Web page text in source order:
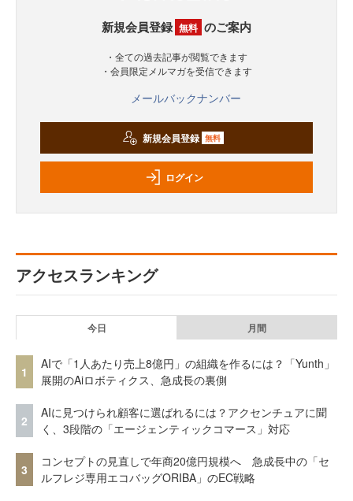
新規会員登録 無料 のご案内
・全ての過去記事が閲覧できます
・会員限定メルマガを受信できます
メールバックナンバー
新規会員登録 無料
ログイン
アクセスランキング
今日 月間
1
AIで「1人あたり売上8億円」の組織を作るには？「Yunth」
展開のAiロボティクス、急成長の裏側
2
AIに見つけられ顧客に選ばれるには？アクセンチュアに聞
く、3段階の「エージェンティックコマース」対応
3
コンセプトの見直しで年商20億円規模へ 急成長中の「セ
ルフレジ専用エコバッグORIBA」のEC戦略